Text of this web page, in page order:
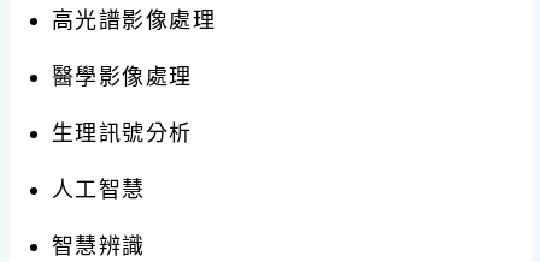
高光譜影像處理
醫學影像處理
生理訊號分析
人工智慧
智慧辨識